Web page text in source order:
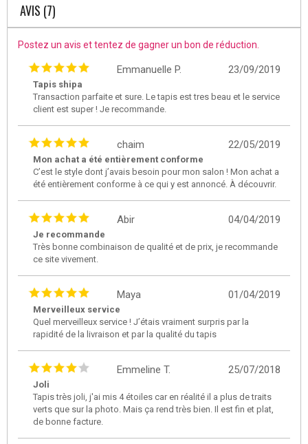
AVIS (7)
Postez un avis et tentez de gagner un bon de réduction.
23/09/2019
Emmanuelle P.
Tapis shipa
Transaction parfaite et sure. Le tapis est tres beau et le service
client est super ! Je recommande.
22/05/2019
chaim
Mon achat a été entièrement conforme
C’est le style dont j’avais besoin pour mon salon ! Mon achat a
été entièrement conforme à ce qui y est annoncé. À découvrir.
04/04/2019
Abir
Je recommande
Très bonne combinaison de qualité et de prix, je recommande
ce site vivement.
01/04/2019
Maya
Merveilleux service
Quel merveilleux service ! J’étais vraiment surpris par la
rapidité de la livraison et par la qualité du tapis
25/07/2018
Emmeline T.
Joli
Tapis très joli, j'ai mis 4 étoiles car en réalité il a plus de traits
verts que sur la photo. Mais ça rend très bien. Il est fin et plat,
de bonne facture.